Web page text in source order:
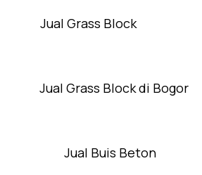
Jual Grass Block
Jual Grass Block di Bogor
Jual Buis Beton